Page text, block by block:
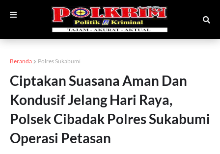
Beranda Polres Sukabumi
Ciptakan Suasana Aman Dan
Kondusif Jelang Hari Raya,
Polsek Cibadak Polres Sukabumi
Operasi Petasan